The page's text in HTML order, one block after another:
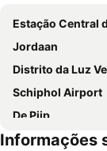
Estação Central de
Jordaan
Distrito da Luz Vermelha
Schiphol Airport
De Pijp
Amsterdam
Informações